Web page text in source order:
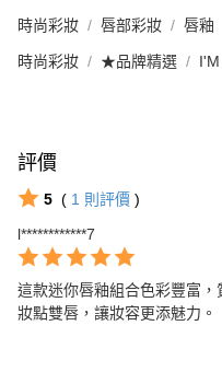
時尚彩妝 唇部彩妝 唇釉
時尚彩妝 ★品牌精選
評價
5 ( 1 則評價 )
l************7
這款迷你唇釉組合色彩豐富
妝點雙唇，讓妝容更添魅力。